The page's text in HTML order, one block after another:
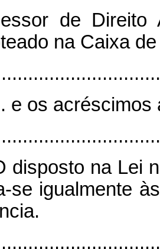
de Direito
na Caixa
e os
disposto na Lei
se igualmente